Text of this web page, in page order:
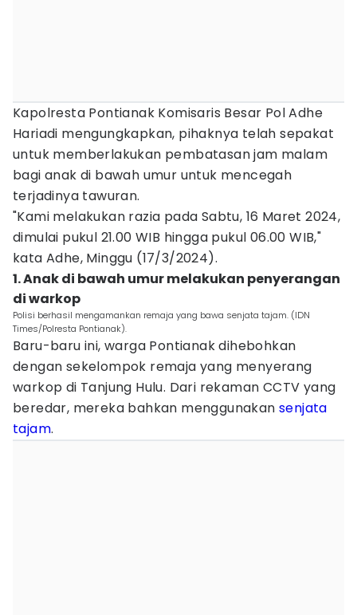
Kapolresta Pontianak Komisaris Besar Pol Adhe
Hariadi mengungkapkan, pihaknya telah sepakat
untuk memberlakukan pembatasan jam malam
bagi anak di bawah umur untuk mencegah
terjadinya tawuran.
"Kami melakukan razia pada Sabtu, 16 Maret 2024,
dimulai pukul 21.00 WIB hingga pukul 06.00 WIB,"
kata Adhe, Minggu (17/3/2024).
1. Anak di bawah umur melakukan penyerangan
di warkop
Polisi berhasil mengamankan remaja yang bawa senjata tajam. (IDN
Times/Polresta Pontianak).
Baru-baru ini, warga Pontianak dihebohkan
dengan sekelompok remaja yang menyerang
warkop di Tanjung Hulu. Dari rekaman CCTV yang
beredar, mereka bahkan menggunakan senjata
tajam.